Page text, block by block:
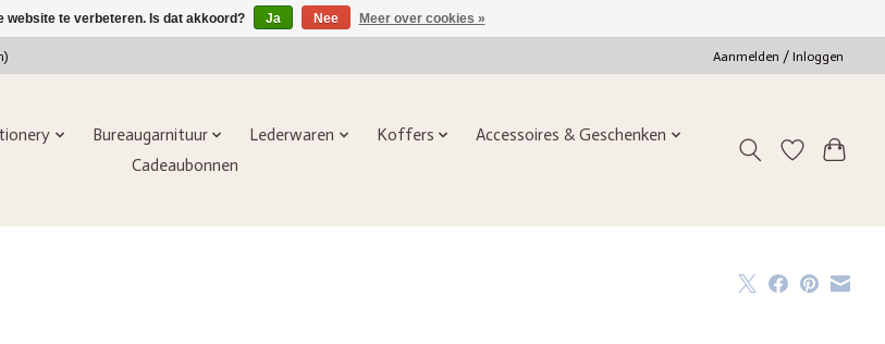
Aanmelden / Inloggen
Bureaugarnituur Lederwaren Koffers
Accessoires & Geschenken
Cadeaubonnen
website te verbeteren. Is dat akkoord? Ja Nee Meer over cookies »